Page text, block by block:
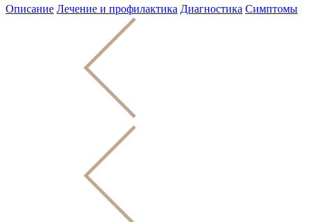
Описание Лечение и профилактика Диагностика Симптомы